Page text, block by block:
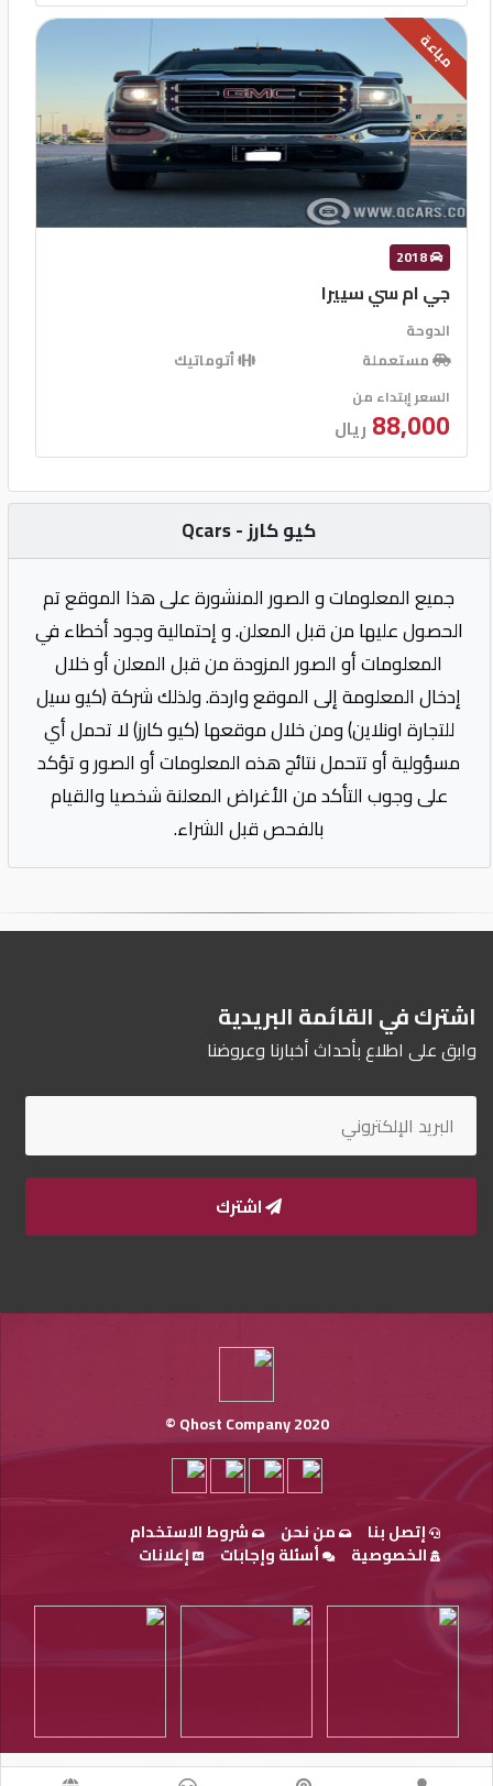
مباعة
2018
جي ام سي سييرا
الدوحة
مستعملة
أتوماتيك
السعر إبتداء من
88,000 ريال
كيو كارز - Qcars
جميع المعلومات و الصور المنشورة على هذا الموقع تم
الحصول عليها من قبل المعلن. و إحتمالية وجود أخطاء في
المعلومات أو الصور المزودة من قبل المعلن أو خلال
إدخال المعلومة إلى الموقع واردة. ولذلك شركة (كيو سيل
للتجارة اونلاين) ومن خلال موقعها (كيو كارز) لا تحمل أي
مسؤولية أو تتحمل نتائج هذه المعلومات أو الصور و تؤكد
على وجوب التأكد من الأغراض المعلنة شخصيا والقيام
بالفحص قبل الشراء.
اشترك في القائمة البريدية
وابق على اطلاع بأحداث أخبارنا وعروضنا
اشترك
Qhost Company 2020 ©
إتصل بنا من نحن
شروط الاستخدام
الخصوصية
أسئلة وإجابات إعلانات